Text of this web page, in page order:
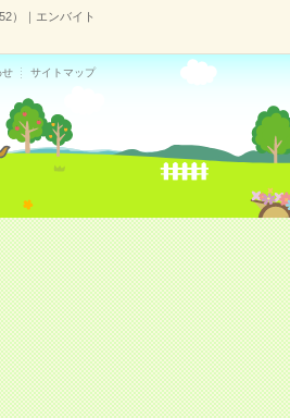
）｜エンバイト
せ サイトマップ